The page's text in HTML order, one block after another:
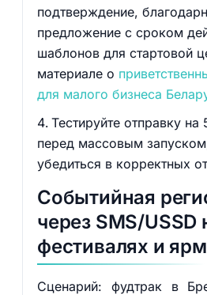
подтверждение,
предложение с сроком
шаблонов для стартовой
материале о
для малого бизнеса
Тестируйте отправку
перед массовым
убедиться в корректных
Событийная
через SMS/USSD
фестивалях и
Сценарий: фудтрак в